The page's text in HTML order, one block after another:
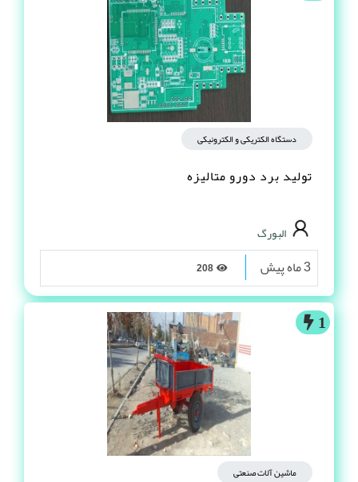
دستگاه الکتریکی و الکترونیکی
تولید برد دورو متالیزه
البورگ
3 ماه پیش
1
ماشین آلات صنعتی